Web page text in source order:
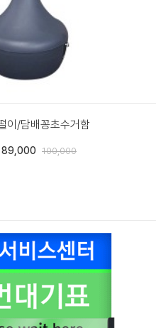
이/담배꽁초수거함
89,000 100,000